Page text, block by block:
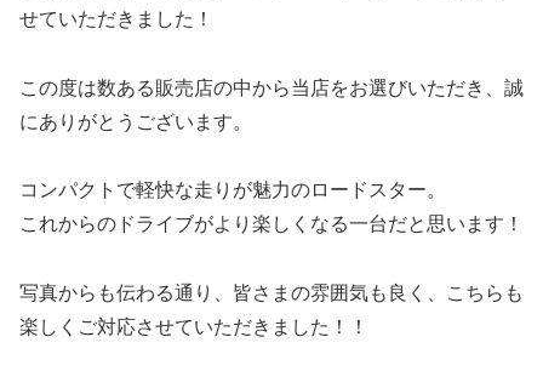
せていただきました！
この度は数ある販売店の中から当店をお選びいただき、誠
にありがとうございます。
コンパクトで軽快な走りが魅力のロードスター。
これからのドライブがより楽しくなる一台だと思います！
写真からも伝わる通り、皆さまの雰囲気も良く、こちらも
楽しくご対応させていただきました！！